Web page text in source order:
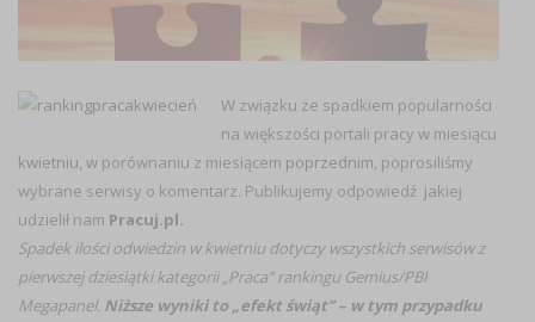
W związku ze spadkiem popularności
na większości portali pracy w miesiącu
kwietniu, w porównaniu z miesiącem poprzednim, poprosiliśmy
wybrane serwisy o komentarz. Publikujemy odpowiedź jakiej
udzielił nam Pracuj.pl.
Spadek ilości odwiedzin w kwietniu dotyczy wszystkich serwisów z
pierwszej dziesiątki kategorii „Praca” rankingu Gemius/PBI
Megapanel. Niższe wyniki to „efekt świąt” – w tym przypadku